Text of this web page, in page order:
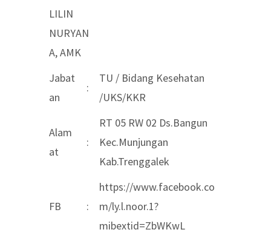
LILIN
NURYAN
A, AMK
Jabat
an
:
TU / Bidang Kesehatan
/UKS/KKR
Alam
at
:
RT 05 RW 02 Ds.Bangun
Kec.Munjungan
Kab.Trenggalek
FB :
https://www.facebook.co
m/ly.l.noor.1?
mibextid=ZbWKwL